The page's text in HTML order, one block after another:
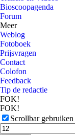
Bioscoopagenda
Forum
Meer
Weblog
Fotoboek
Prijsvragen
Contact
Colofon
Feedback
Tip de redactie
FOK!
FOK!
Scrollbar gebruiken